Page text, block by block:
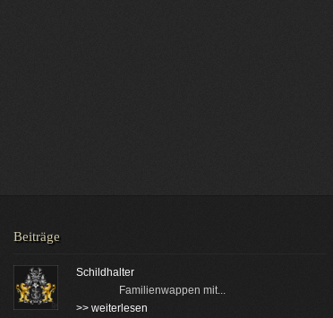
Beiträge
Schildhalter
Familienwappen mit...
>> weiterlesen